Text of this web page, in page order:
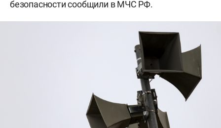
безопасности сообщили в МЧС РФ.